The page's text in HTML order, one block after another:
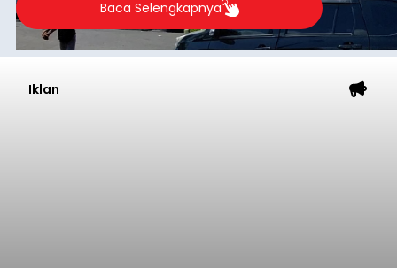
Baca Selengkapnya
Iklan